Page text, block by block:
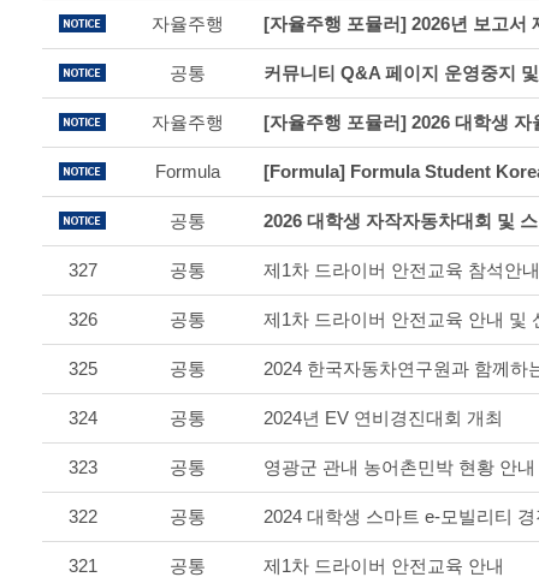
자율주행 [자율주행 포뮬러] 2026년 보고서
공통 커뮤니티 Q&A 페이지 운영중지
자율주행
Formula
공통
327 공통 제1차 드라이버 안전교육 참석안
326 공통 제1차 드라이버 안전교육 안내 및
325 공통
324 공통 2024년 EV 연비경진대회 개최
323 공통 영광군 관내 농어촌민박 현황 안내
322 공통 2024 대학생 스마트 e-모빌리티
321 공통 제1차 드라이버 안전교육 안내